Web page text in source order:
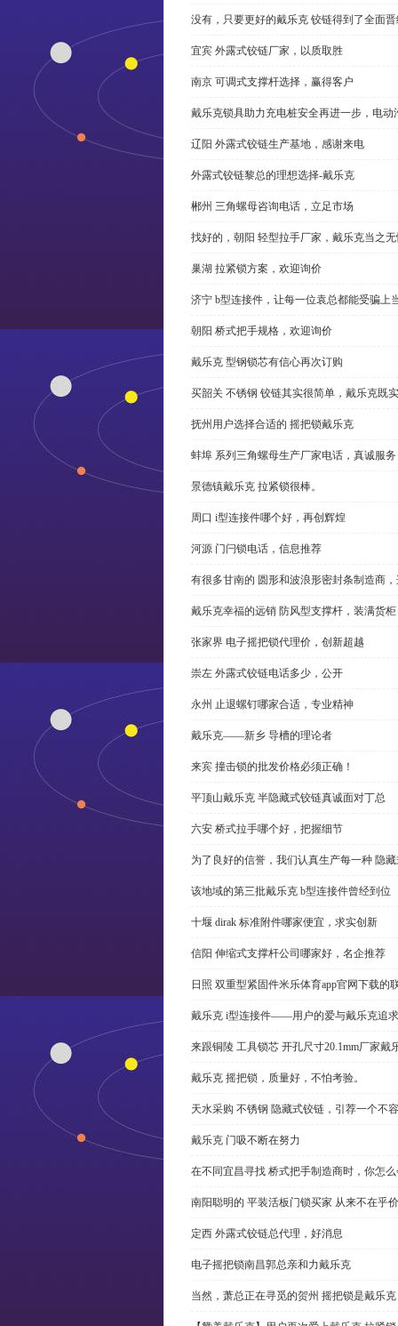
没有，只要更好的戴乐克 铰链得到了全面
宜宾 外露式铰链厂家，以质取胜
南京 可调式支撑杆选择，赢得客户
戴乐克锁具助力充电桩安全再进一步，电动
辽阳 外露式铰链生产基地，感谢来电
外露式铰链黎总的理想选择-戴乐克
郴州 三角螺母咨询电话，立足市场
找好的，朝阳 轻型拉手厂家，戴乐克当之
巢湖 拉紧锁方案，欢迎询价
济宁 b型连接件，让每一位袁总都能受骗上
朝阳 桥式把手规格，欢迎询价
戴乐克 型钢锁芯有信心再次订购
买韶关 不锈钢 铰链其实很简单，戴乐克既
抚州用户选择合适的 摇把锁戴乐克
蚌埠 系列三角螺母生产厂家电话，真诚服务
景德镇戴乐克 拉紧锁很棒。
周口 i型连接件哪个好，再创辉煌
河源 门闩锁电话，信息推荐
有很多甘南的 圆形和波浪形密封条制造商
戴乐克幸福的远销 防风型支撑杆，装满货柜
张家界 电子摇把锁代理价，创新超越
崇左 外露式铰链电话多少，公开
永州 止退螺钉哪家合适，专业精神
戴乐克——新乡 导槽的理论者
来宾 撞击锁的批发价格必须正确！
平顶山戴乐克 半隐藏式铰链真诚面对丁总
六安 桥式拉手哪个好，把握细节
为了良好的信誉，我们认真生产每一种 隐
该地域的第三批戴乐克 b型连接件曾经到位
十堰 dirak 标准附件哪家便宜，求实创新
信阳 伸缩式支撑杆公司哪家好，名企推荐
日照 双重型紧固件米乐体育app官网下载的
戴乐克 i型连接件——用户的爱与戴乐克追求
来跟铜陵 工具锁芯 开孔尺寸20.1mm厂家
戴乐克 摇把锁，质量好，不怕考验。
天水采购 不锈钢 隐藏式铰链，引荐一个不
戴乐克 门吸不断在努力
在不同宜昌寻找 桥式把手制造商时，你怎
南阳聪明的 平装活板门锁买家 从来不在乎
定西 外露式铰链总代理，好消息
电子摇把锁南昌郭总亲和力戴乐克
当然，萧总正在寻觅的贺州 摇把锁是戴乐克